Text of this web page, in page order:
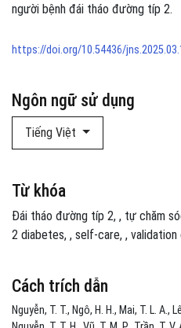
Ngôn ngữ sử dụng
Tiếng Việt
Cách trích dẫn
Nguyễn, T. T., Ngô, H. H., Mai, T. L. A.,
người bệnh đái tháo đường típ 2.
https://doi.org/10.54436/
Từ khóa
Đái tháo đường típ 2 , tự chăm
2 diabetes , self-care , validation